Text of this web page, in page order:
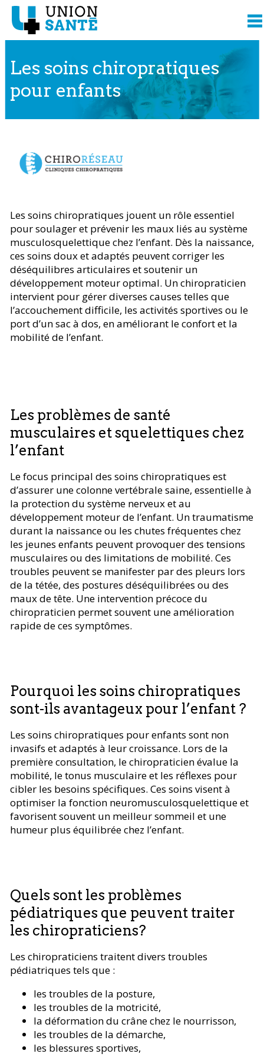
Les soins chiropratiques
pour enfants
Les soins chiropratiques jouent un rôle essentiel
pour soulager et prévenir les maux liés au système
musculosquelettique chez l’enfant. Dès la naissance,
ces soins doux et adaptés peuvent corriger les
déséquilibres articulaires et soutenir un
développement moteur optimal. Un chiropraticien
intervient pour gérer diverses causes telles que
l’accouchement difficile, les activités sportives ou le
port d’un sac à dos, en améliorant le confort et la
mobilité de l’enfant.
Les problèmes de santé
musculaires et squelettiques chez
l’enfant
Le focus principal des soins chiropratiques est
d’assurer une colonne vertébrale saine, essentielle à
la protection du système nerveux et au
développement moteur de l’enfant. Un traumatisme
durant la naissance ou les chutes fréquentes chez
les jeunes enfants peuvent provoquer des tensions
musculaires ou des limitations de mobilité. Ces
troubles peuvent se manifester par des pleurs lors
de la tétée, des postures déséquilibrées ou des
maux de tête. Une intervention précoce du
chiropraticien permet souvent une amélioration
rapide de ces symptômes.
Pourquoi les soins chiropratiques
sont-ils avantageux pour l’enfant ?
Les soins chiropratiques pour enfants sont non
invasifs et adaptés à leur croissance. Lors de la
première consultation, le chiropraticien évalue la
mobilité, le tonus musculaire et les réflexes pour
cibler les besoins spécifiques. Ces soins visent à
optimiser la fonction neuromusculosquelettique et
favorisent souvent un meilleur sommeil et une
humeur plus équilibrée chez l’enfant.
Quels sont les problèmes
pédiatriques que peuvent traiter
les chiropraticiens?
Les chiropraticiens traitent divers troubles
pédiatriques tels que :
les troubles de la posture,
les troubles de la motricité,
la déformation du crâne chez le nourrisson,
les troubles de la démarche,
les blessures sportives,